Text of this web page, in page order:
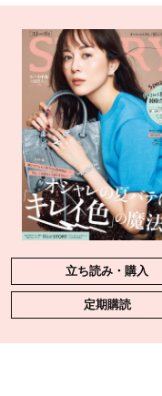
立ち読み・購入
定期購読